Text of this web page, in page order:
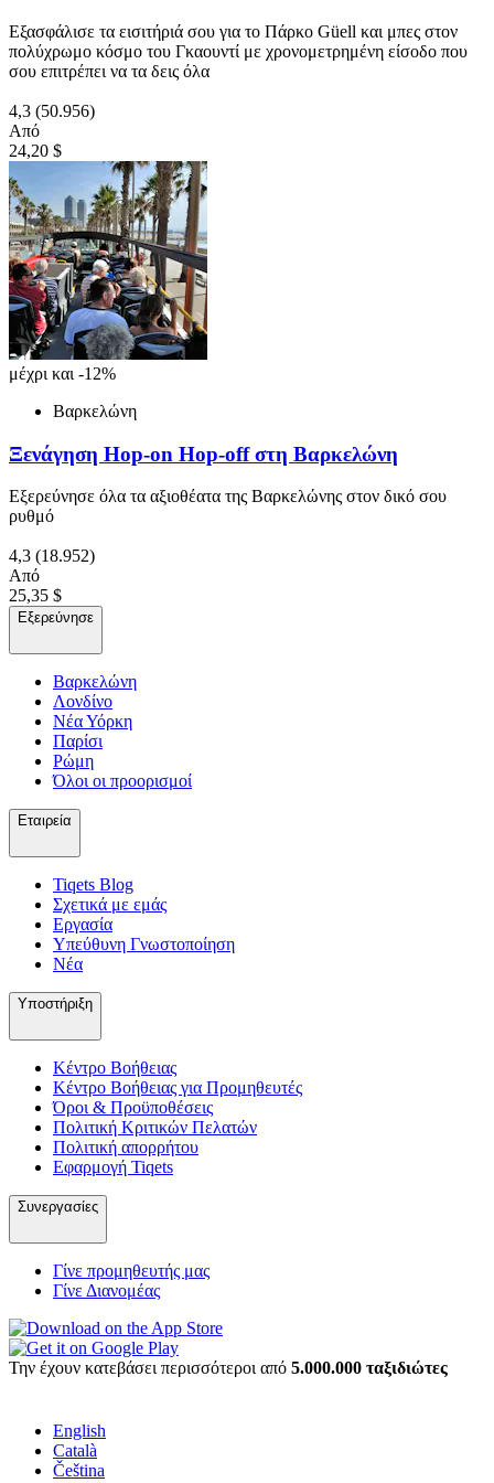
Εξασφάλισε τα εισιτήριά σου για το Πάρκο Güell και μπες στον
πολύχρωμο κόσμο του Γκαουντί με χρονομετρημένη είσοδο που
σου επιτρέπει να τα δεις όλα
4,3 (50.956)
Από
24,20 $
μέχρι και -12%
Βαρκελώνη
Ξενάγηση Hop-on Hop-off στη Βαρκελώνη
Εξερεύνησε όλα τα αξιοθέατα της Βαρκελώνης στον δικό σου
ρυθμό
4,3 (18.952)
Από
25,35 $
Εξερεύνησε
Βαρκελώνη
Λονδίνο
Νέα Υόρκη
Παρίσι
Ρώμη
Όλοι οι προορισμοί
Εταιρεία
Tiqets Βlog
Σχετικά με εμάς
Εργασία
Υπεύθυνη Γνωστοποίηση
Νέα
Υποστήριξη
Κέντρο Βοήθειας
Κέντρο Βοήθειας για Προμηθευτές
Όροι & Προϋποθέσεις
Πολιτική Κριτικών Πελατών
Πολιτική απορρήτου
Εφαρμογή Tiqets
Συνεργασίες
Γίνε προμηθευτής μας
Γίνε Διανομέας
Την έχουν κατεβάσει περισσότεροι από 5.000.000 ταξιδιώτες
English
Català
Čeština